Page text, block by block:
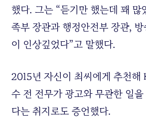
했다. 그는 “듣기만 했는데 꽤 많
족부 장관과 행정안전부 장관,
이 인상깊었다”고 말했다.
2015년 자신이 최씨에게 추천해
수 전 전무가 광고와 무관한 일
다는 취지로도 증언했다.